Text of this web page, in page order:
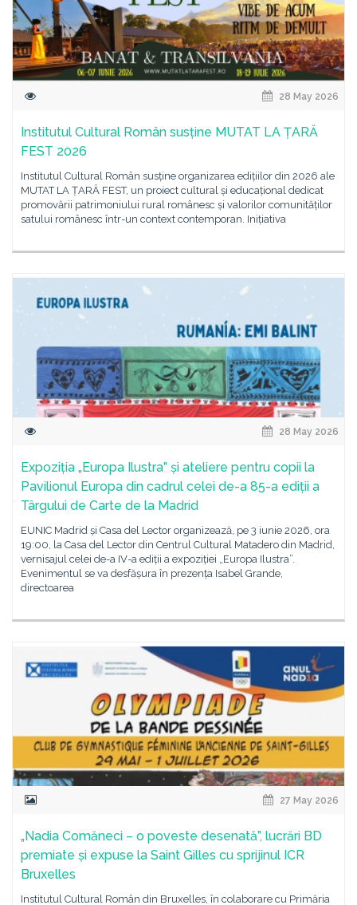
28 May 2026
Institutul Cultural Român susține MUTAT LA ȚARĂ
FEST 2026
Institutul Cultural Român susține organizarea edițiilor din 2026 ale
MUTAT LA ȚARĂ FEST, un proiect cultural și educațional dedicat
promovării patrimoniului rural românesc și valorilor comunităților
satului românesc într-un context contemporan. Inițiativa
28 May 2026
Expoziția „Europa Ilustra” și ateliere pentru copii la
Pavilionul Europa din cadrul celei de-a 85-a ediții a
Târgului de Carte de la Madrid
EUNIC Madrid și Casa del Lector organizează, pe 3 iunie 2026, ora
19:00, la Casa del Lector din Centrul Cultural Matadero din Madrid,
vernisajul celei de-a IV-a ediții a expoziției „Europa Ilustra”.
Evenimentul se va desfășura în prezența Isabel Grande,
directoarea
27 May 2026
„Nadia Comăneci – o poveste desenată”, lucrări BD
premiate și expuse la Saint Gilles cu sprijinul ICR
Bruxelles
Institutul Cultural Român din Bruxelles, în colaborare cu Primăria